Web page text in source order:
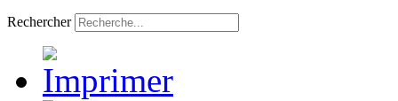
Rechercher